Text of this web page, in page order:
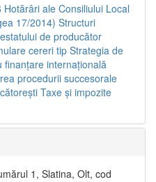
Hotărâri ale Consiliului Local
17/2014) Structuri
de producător
cereri tipStrategia de
finanţare internaţională
procedurii succesorale
Taxe şi impozite
1, Slatina, Olt, cod